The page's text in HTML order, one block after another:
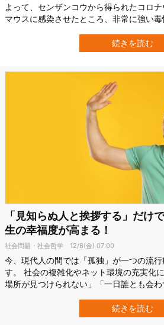
よって、センザンコウから得られたコロ
マウスに感染させたところ、非常に強い
スたちは死ぬ2日前（6日目）に脳への感
前（7日目）には目が白くなるという奇妙
続きを読む
「見知らぬ人と挨拶する」だけ
生の幸福度が高まる！
社会問題・社会哲学 12/8(金) 07:00
今、現代人の間では「孤独」が一つの流
す。 社会の複雑化やネット環境の充実化
場所が見つけられない」「一日誰とも会
す。 そこから来る孤独感は心身に多大な
界的にも無視できない問題となっていま
続きを読む